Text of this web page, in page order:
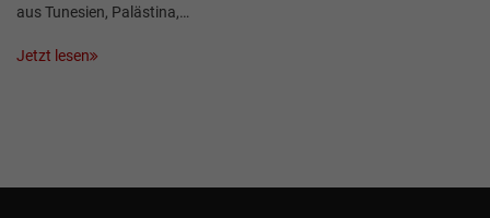
aus Tunesien, Palästina,…
Jetzt lesen